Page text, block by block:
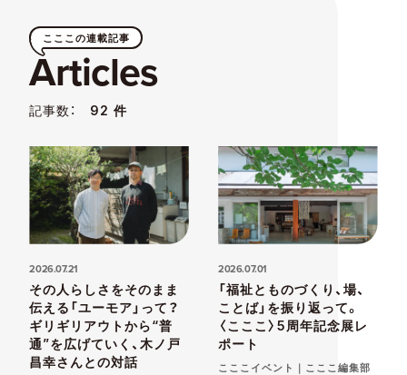
こここの連載記事
Articles
記事数： 92 件
2026.07.21
その人らしさをそのまま
伝える「ユーモア」って？
ギリギリアウトから“普
通”を広げていく、木ノ戸
昌幸さんとの対話
2026.07.01
「福祉とものづくり、場、
ことば」を振り返って。
〈こここ〉5周年記念展レ
ポート
こここイベント｜こここ編集部